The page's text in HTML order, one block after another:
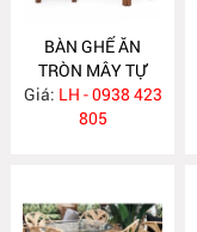
BÀN GHẾ ĂN
TRÒN MÂY TỰ
NHIÊN MA731
Giá: LH - 0938 423
805